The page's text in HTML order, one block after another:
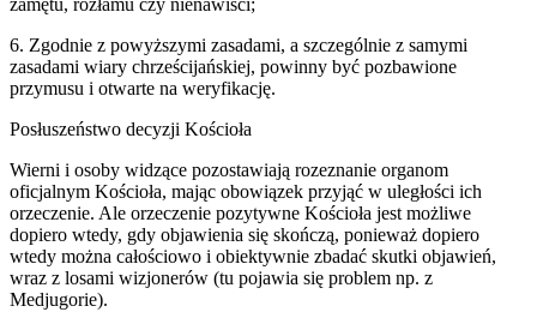
zamętu, rozłamu czy nienawiści;
6. Zgodnie z powyższymi zasadami, a szczególnie z samymi
zasadami wiary chrześcijańskiej, powinny być pozbawione
przymusu i otwarte na weryfikację.
Posłuszeństwo decyzji Kościoła
Wierni i osoby widzące pozostawiają rozeznanie organom
oficjalnym Kościoła, mając obowiązek przyjąć w uległości ich
orzeczenie. Ale orzeczenie pozytywne Kościoła jest możliwe
dopiero wtedy, gdy objawienia się skończą, ponieważ dopiero
wtedy można całościowo i obiektywnie zbadać skutki objawień,
wraz z losami wizjonerów (tu pojawia się problem np. z
Medjugorie).